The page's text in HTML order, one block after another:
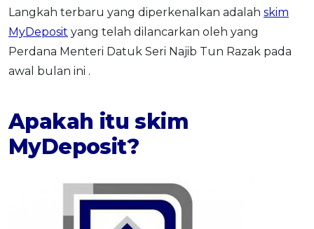
Langkah terbaru yang diperkenalkan adalah skim
MyDeposit yang telah dilancarkan oleh yang
Perdana Menteri Datuk Seri Najib Tun Razak pada
awal bulan ini .
Apakah itu skim
MyDeposit?